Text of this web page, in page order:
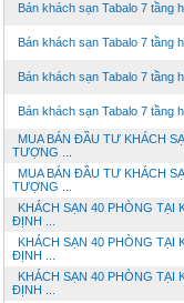
Bán khách sạn Tabalo 7 tầng
Bán khách sạn Tabalo 7 tầng
Bán khách sạn Tabalo 7 tầng
Bán khách sạn Tabalo 7 tầng
MUA BÁN ĐẦU TƯ KHÁCH
TƯỢNG ...
MUA BÁN ĐẦU TƯ KHÁCH
TƯỢNG ...
KHÁCH SẠN 40 PHÒNG TẠI
ĐỊNH ...
KHÁCH SẠN 40 PHÒNG TẠI
ĐỊNH ...
KHÁCH SẠN 40 PHÒNG TẠI
ĐỊNH ...